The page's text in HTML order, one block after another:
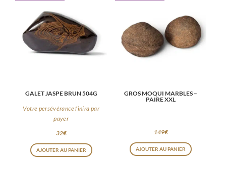
Les
options
sur
produit
GALET JASPE BRUN 504G
Votre persévérance finira par
payer
32€
AJOUTER AU PANIER
GROS MOQUI MARBLES –
PAIRE XXL
149€
AJOUTER AU PANIER